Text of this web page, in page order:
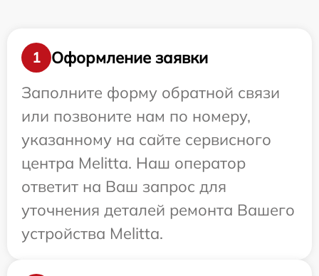
1
Оформление заявки
Заполните форму обратной связи
или позвоните нам по номеру,
указанному на сайте сервисного
центра Melitta. Наш оператор
ответит на Ваш запрос для
уточнения деталей ремонта Вашего
устройства Melitta.